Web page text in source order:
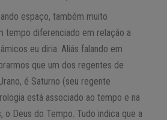
espaço, também muito
tempo diferenciado em relação a
eu diria. Aliás falando em
que um dos regentes de
é Saturno (seu regente
está associado ao tempo e na
o Deus do Tempo. Tudo indica que a